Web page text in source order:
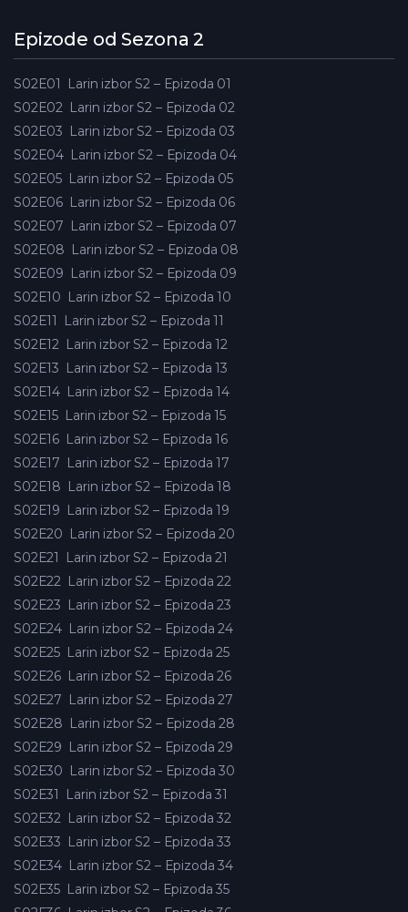
Epizode od Sezona 2
S02E01
Larin izbor S2 – Epizoda 01
S02E02 Larin izbor S2 – Epizoda 02
S02E03 Larin izbor S2 – Epizoda 03
S02E04 Larin izbor S2 – Epizoda 04
S02E05 Larin izbor S2 – Epizoda 05
S02E06 Larin izbor S2 – Epizoda 06
S02E07 Larin izbor S2 – Epizoda 07
S02E08 Larin izbor S2 – Epizoda 08
S02E09 Larin izbor S2 – Epizoda 09
S02E10 Larin izbor S2 – Epizoda 10
S02E11
Larin izbor S2 – Epizoda 11
S02E12 Larin izbor S2 – Epizoda 12
S02E13 Larin izbor S2 – Epizoda 13
S02E14 Larin izbor S2 – Epizoda 14
S02E15 Larin izbor S2 – Epizoda 15
S02E16 Larin izbor S2 – Epizoda 16
S02E17 Larin izbor S2 – Epizoda 17
S02E18 Larin izbor S2 – Epizoda 18
S02E19 Larin izbor S2 – Epizoda 19
S02E20 Larin izbor S2 – Epizoda 20
S02E21
Larin izbor S2 – Epizoda 21
S02E22 Larin izbor S2 – Epizoda 22
S02E23 Larin izbor S2 – Epizoda 23
S02E24 Larin izbor S2 – Epizoda 24
S02E25 Larin izbor S2 – Epizoda 25
S02E26 Larin izbor S2 – Epizoda 26
S02E27 Larin izbor S2 – Epizoda 27
S02E28 Larin izbor S2 – Epizoda 28
S02E29 Larin izbor S2 – Epizoda 29
S02E30 Larin izbor S2 – Epizoda 30
S02E31
Larin izbor S2 – Epizoda 31
S02E32 Larin izbor S2 – Epizoda 32
S02E33 Larin izbor S2 – Epizoda 33
S02E34 Larin izbor S2 – Epizoda 34
S02E35 Larin izbor S2 – Epizoda 35